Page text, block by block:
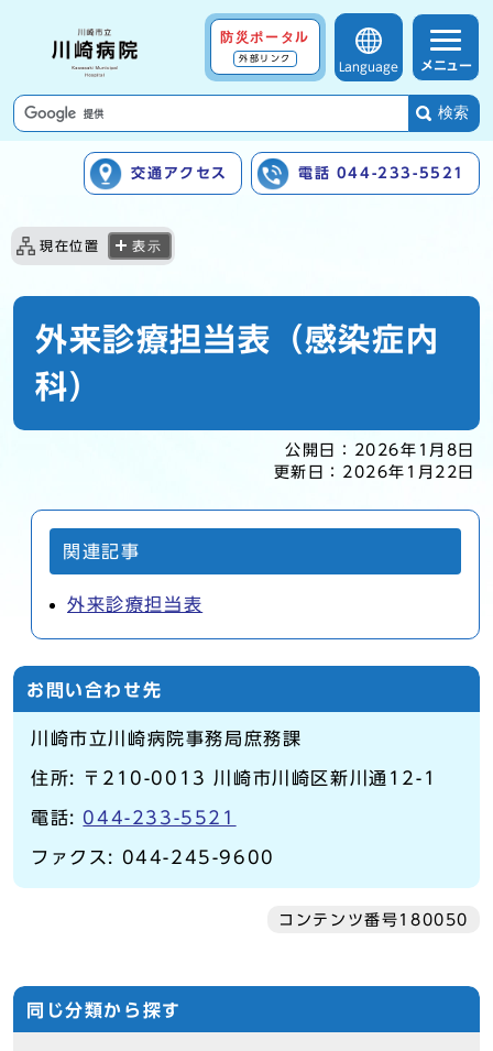
防災ポータル
外部リンク
Language メニュー
検索
交通アクセス 電話 044-233-5521
現在位置 表示
外来診療担当表（感染症内
科）
公開日：
2026年1月8日
更新日： 2026年1月22日
関連記事
外来診療担当表
お問い合わせ先
川崎市立川崎病院事務局庶務課
住所: 〒210-0013 川崎市川崎区新川通12-1
電話: 044-233-5521
ファクス: 044-245-9600
コンテンツ番号180050
同じ分類から探す